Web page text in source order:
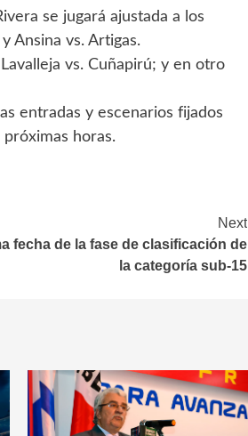
se jugará ajustada a los
Ansina vs. Artigas.
vs. Cuñapirú; y en otro
entradas y escenarios fijados
horas.
Next
fecha de la fase de clasificación de
la categoría sub-15